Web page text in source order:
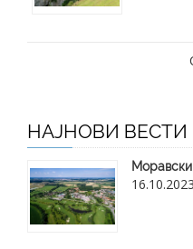
НАЈНОВИ ВЕСТИ
16.10.2023